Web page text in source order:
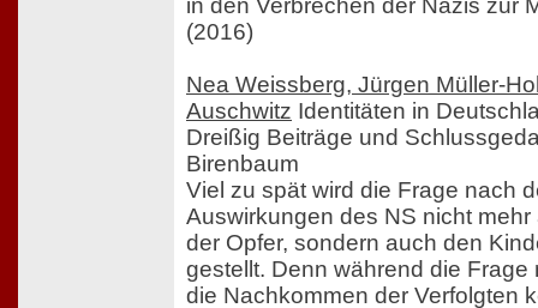
in den Verbrechen der Nazis zur
(2016)
Nea Weissberg, Jürgen Müller-
Auschwitz Identitäten in
Dreißig Beiträge und
Birenbaum
Viel zu spät wird die Frage nach
Auswirkungen des NS nicht
der Opfer, sondern auch den
gestellt. Denn während die Frage
die Nachkommen der Verfolgten